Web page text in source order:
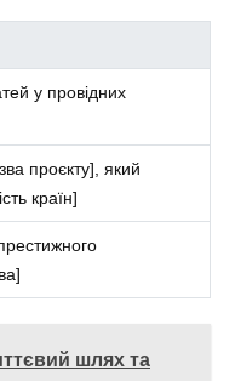
у провідних
проєкту], який
країн]
шлях та